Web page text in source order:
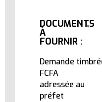
DOCUMENTS
À
FOURNIR :
Demande
FCFA
adressée au
préfet